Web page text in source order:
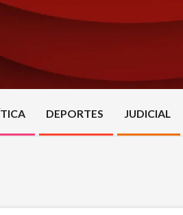
DEPORTES JUDICIAL